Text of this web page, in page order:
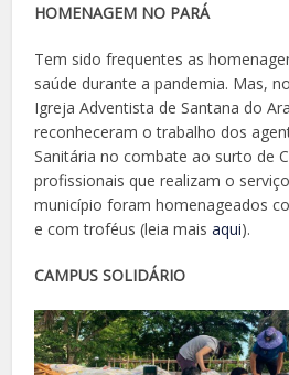
HOMENAGEM NO PARÁ
Tem sido frequentes as
saúde durante a pandemia. Mas,
Igreja Adventista de Santana do
reconheceram o trabalho dos
Sanitária no combate ao surto de
profissionais que realizam o
município foram homenageados
e com troféus (leia maisaqui).
CAMPUS SOLIDÁRIO